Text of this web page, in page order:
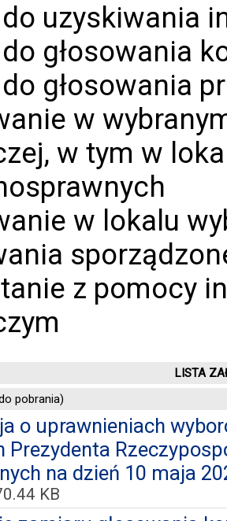
uzyskiwania
głosowania
głosowania
w
w tym w
w lokalu
z pomocy
LISTA
pobrania)
o uprawnieniach
Prezydenta
na dzień 10 maja
KB